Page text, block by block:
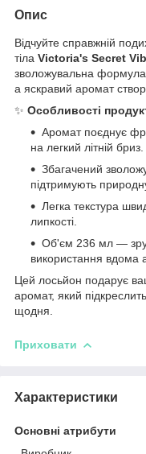
Опис
Відчуйте справжній
тіла Victoria's Secret
зволожувальна формула
а яскравий аромат
✨ Особливості
Аромат поєднує
на легкий літній бриз.
Збагачений
підтримують
Легка текстура
липкості.
Об'єм 236 мл —
використання вдома
Цей лосьйон подарує
аромат, який
щодня.
Приховати
Характеристики
Основні атрибути